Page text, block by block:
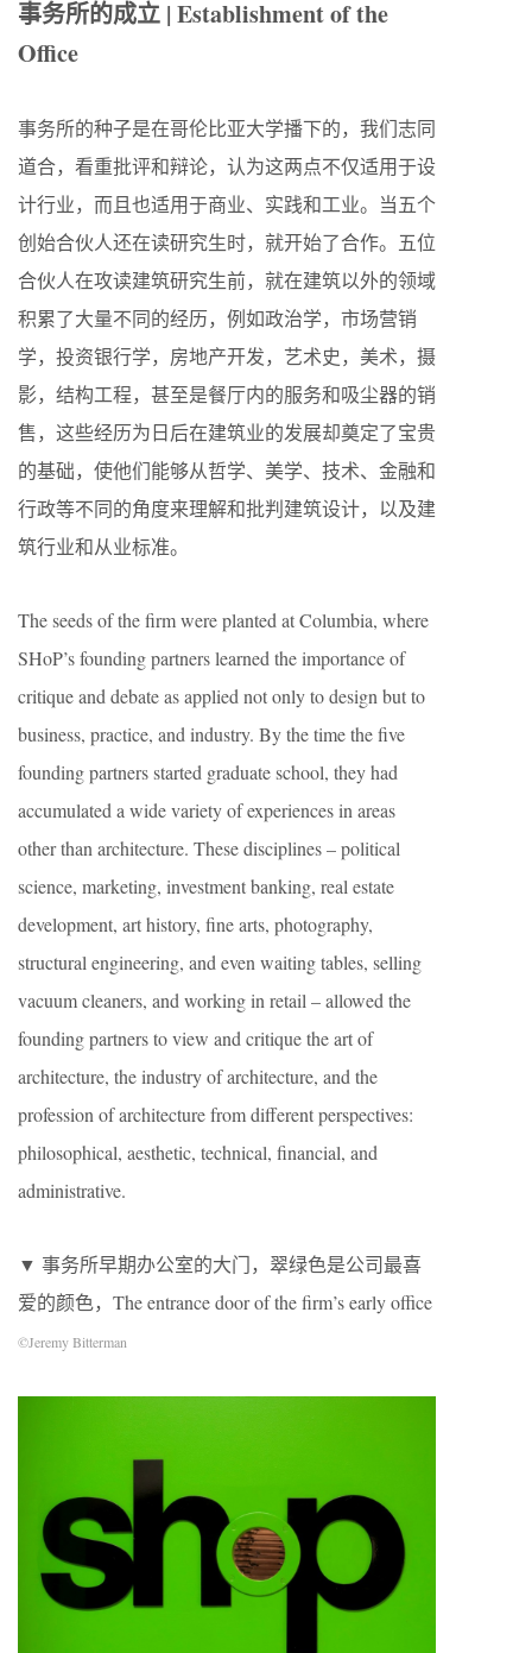
事务所的成立 | Establishment of the
Office
事务所的种子是在哥伦比亚大学播下的，我们志同
道合，看重批评和辩论，认为这两点不仅适用于设
计行业，而且也适用于商业、实践和工业。当五个
创始合伙人还在读研究生时，就开始了合作。五位
合伙人在攻读建筑研究生前，就在建筑以外的领域
积累了大量不同的经历，例如政治学，市场营销
学，投资银行学，房地产开发，艺术史，美术，摄
影，结构工程，甚至是餐厅内的服务和吸尘器的销
售，这些经历为日后在建筑业的发展却奠定了宝贵
的基础，使他们能够从哲学、美学、技术、金融和
行政等不同的角度来理解和批判建筑设计，以及建
筑行业和从业标准。
The seeds of the firm were planted at Columbia, where
SHoP’s founding partners learned the importance of
critique and debate as applied not only to design but to
business, practice, and industry. By the time the five
founding partners started graduate school, they had
accumulated a wide variety of experiences in areas
other than architecture. These disciplines – political
science, marketing, investment banking, real estate
development, art history, fine arts, photography,
structural engineering, and even waiting tables, selling
vacuum cleaners, and working in retail – allowed the
founding partners to view and critique the art of
architecture, the industry of architecture, and the
profession of architecture from different perspectives:
philosophical, aesthetic, technical, financial, and
administrative.
▼ 事务所早期办公室的大门，翠绿色是公司最喜
爱的颜色，The entrance door of the firm’s early office
©Jeremy Bitterman